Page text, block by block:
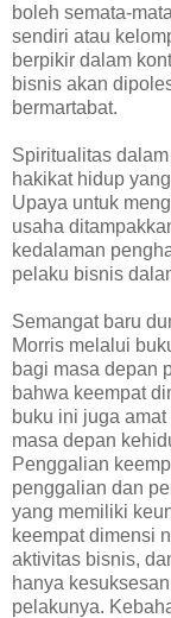
boleh semata-
sendiri atau
berpikir dalam
bisnis akan
bermartabat.
Spiritualitas
hakikat hidup
Upaya untuk
usaha
kedalaman
pelaku bisnis
Semangat baru
Morris melalui
bagi masa depan
bahwa keempat
buku ini juga
masa depan
Penggalian
penggalian dan
yang memiliki
keempat dimensi
aktivitas bisnis,
hanya
pelakunya.